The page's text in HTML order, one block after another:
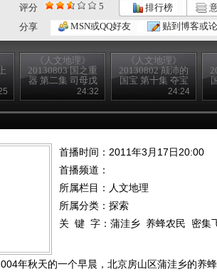
评分 5 排行榜
分享
MSN或QQ好友 贴到博客或
《人文地理》
20130803 国之重
器 第二集 司母戊
大方鼎（下）
24:32
《人文地理》
20130802 颠沛的
国宝 第十集 夺宝
24:24
首播时间：2011年3月17日20:00
首播频道：
所属栏目： 人文地理
所属分类：探索
关 键 字： 蒲洼乡 养蜂农民 密集
年秋天的一个早晨，北京房山区蒲洼乡的养